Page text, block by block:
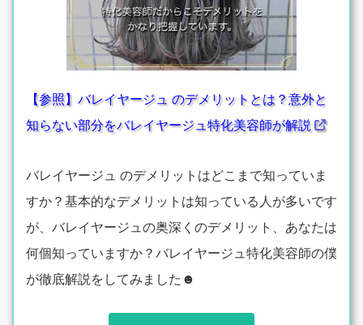
【参照】バレイヤージュ のデメリットとは？意外と
知らない部分をバレイヤージュ特化美容師が解説
バレイヤージュ のデメリットはどこまで知っていま
すか？基本的なデメリットは知っている人が多いです
が、バレイヤージュの奥深くのデメリット、あなたは
何個知っていますか？バレイヤージュ特化美容師の僕
が徹底解説をしてみました☻